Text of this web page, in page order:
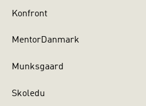
Konfront
MentorDanmark
Munksgaard
Skoledu